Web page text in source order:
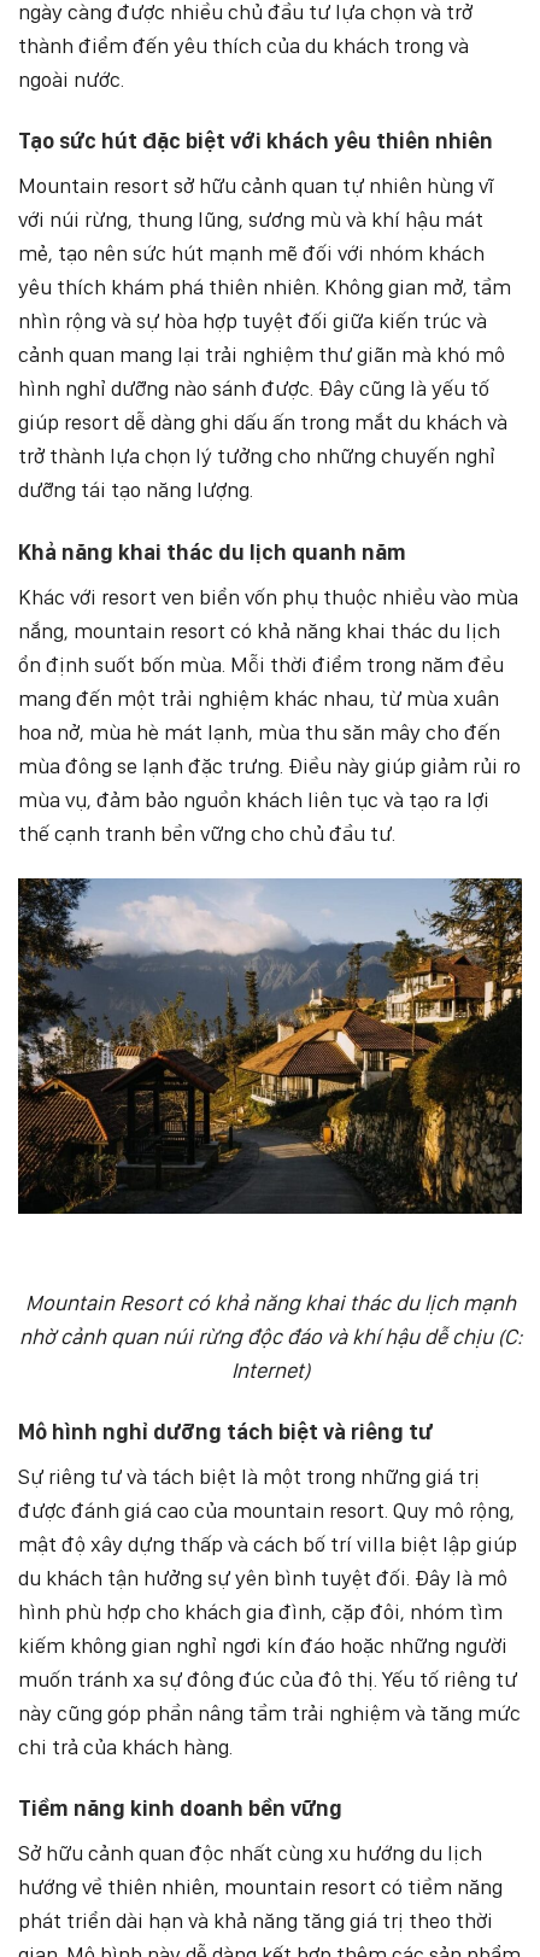
ngày càng được nhiều chủ đầu tư lựa chọn và trở
thành điểm đến yêu thích của du khách trong và
ngoài nước.
Tạo sức hút đặc biệt với khách yêu thiên nhiên
Mountain resort sở hữu cảnh quan tự nhiên hùng vĩ
với núi rừng, thung lũng, sương mù và khí hậu mát
mẻ, tạo nên sức hút mạnh mẽ đối với nhóm khách
yêu thích khám phá thiên nhiên. Không gian mở, tầm
nhìn rộng và sự hòa hợp tuyệt đối giữa kiến trúc và
cảnh quan mang lại trải nghiệm thư giãn mà khó mô
hình nghỉ dưỡng nào sánh được. Đây cũng là yếu tố
giúp resort dễ dàng ghi dấu ấn trong mắt du khách và
trở thành lựa chọn lý tưởng cho những chuyến nghỉ
dưỡng tái tạo năng lượng.
Khả năng khai thác du lịch quanh năm
Khác với resort ven biển vốn phụ thuộc nhiều vào mùa
nắng, mountain resort có khả năng khai thác du lịch
ổn định suốt bốn mùa. Mỗi thời điểm trong năm đều
mang đến một trải nghiệm khác nhau, từ mùa xuân
hoa nở, mùa hè mát lạnh, mùa thu săn mây cho đến
mùa đông se lạnh đặc trưng. Điều này giúp giảm rủi ro
mùa vụ, đảm bảo nguồn khách liên tục và tạo ra lợi
thế cạnh tranh bền vững cho chủ đầu tư.
Mountain Resort có khả năng khai thác du lịch mạnh
nhờ cảnh quan núi rừng độc đáo và khí hậu dễ chịu (C:
Internet)
Mô hình nghỉ dưỡng tách biệt và riêng tư
Sự riêng tư và tách biệt là một trong những giá trị
được đánh giá cao của mountain resort. Quy mô rộng,
mật độ xây dựng thấp và cách bố trí villa biệt lập giúp
du khách tận hưởng sự yên bình tuyệt đối. Đây là mô
hình phù hợp cho khách gia đình, cặp đôi, nhóm tìm
kiếm không gian nghỉ ngơi kín đáo hoặc những người
muốn tránh xa sự đông đúc của đô thị. Yếu tố riêng tư
này cũng góp phần nâng tầm trải nghiệm và tăng mức
chi trả của khách hàng.
Tiềm năng kinh doanh bền vững
Sở hữu cảnh quan độc nhất cùng xu hướng du lịch
hướng về thiên nhiên, mountain resort có tiềm năng
phát triển dài hạn và khả năng tăng giá trị theo thời